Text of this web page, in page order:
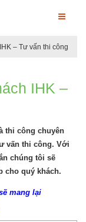
– Tư vấn thi công
IHK –
thi công chuyên
vấn thi công. Với
chúng tôi sẽ
cho quý khách.
mang lại